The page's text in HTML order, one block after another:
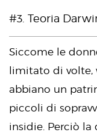
#3. Teoria
Siccome le
limitato di volte,
abbiano un
piccoli di
insidie. Perciò